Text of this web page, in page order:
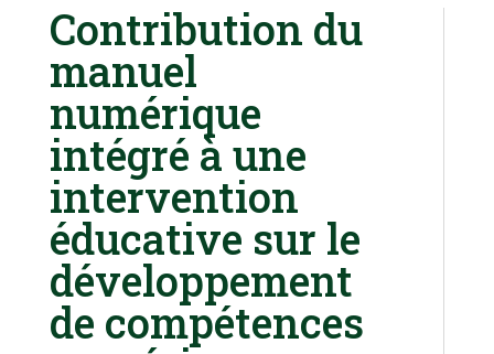
Contribution du
manuel
numérique
intégré à une
intervention
éducative sur le
développement
de compétences